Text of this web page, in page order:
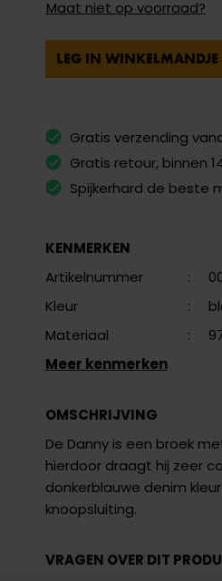
Maat niet op voorraad?
LEG IN WINKELMANDJE
Gratis verzending
Gratis retour, binnen
Spijkerhard de beste
KENMERKEN
Artikelnummer
:
Kleur
:
Materiaal
:
Meer kenmerken
OMSCHRIJVING
De Danny is een broek
hierdoor draagt hij zeer
donkerblauwe denim
knoopsluiting.
VRAGEN OVER DIT